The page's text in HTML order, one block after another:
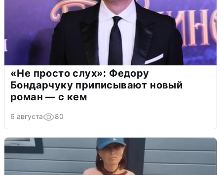
«Не просто слух»: Федору
Бондарчуку приписывают новый
роман — с кем
6 августа 80